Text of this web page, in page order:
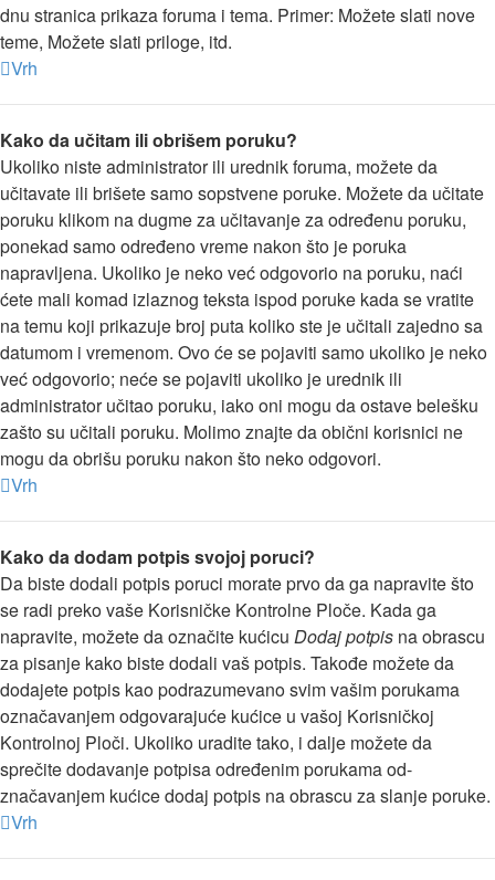
dnu stranica prikaza foruma i tema. Primer: Možete slati nove
teme, Možete slati priloge, itd.
Vrh
Kako da učitam ili obrišem poruku?
Ukoliko niste administrator ili urednik foruma, možete da
učitavate ili brišete samo sopstvene poruke. Možete da učitate
poruku klikom na dugme za učitavanje za određenu poruku,
ponekad samo određeno vreme nakon što je poruka
napravljena. Ukoliko je neko već odgovorio na poruku, naći
ćete mali komad izlaznog teksta ispod poruke kada se vratite
na temu koji prikazuje broj puta koliko ste je učitali zajedno sa
datumom i vremenom. Ovo će se pojaviti samo ukoliko je neko
već odgovorio; neće se pojaviti ukoliko je urednik ili
administrator učitao poruku, iako oni mogu da ostave belešku
zašto su učitali poruku. Molimo znajte da obični korisnici ne
mogu da obrišu poruku nakon što neko odgovori.
Vrh
Kako da dodam potpis svojoj poruci?
Da biste dodali potpis poruci morate prvo da ga napravite što
se radi preko vaše Korisničke Kontrolne Ploče. Kada ga
napravite, možete da označite kućicu Dodaj potpis na obrascu
za pisanje kako biste dodali vaš potpis. Takođe možete da
dodajete potpis kao podrazumevano svim vašim porukama
označavanjem odgovarajuće kućice u vašoj Korisničkoj
Kontrolnoj Ploči. Ukoliko uradite tako, i dalje možete da
sprečite dodavanje potpisa određenim porukama od-
značavanjem kućice dodaj potpis na obrascu za slanje poruke.
Vrh